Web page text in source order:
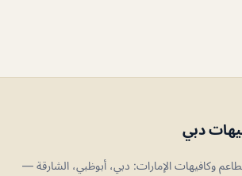
دبي
وكافيهات الإمارات: دبي، أبوظبي، الشارقة —